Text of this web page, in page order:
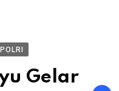
POLRI
Gelar